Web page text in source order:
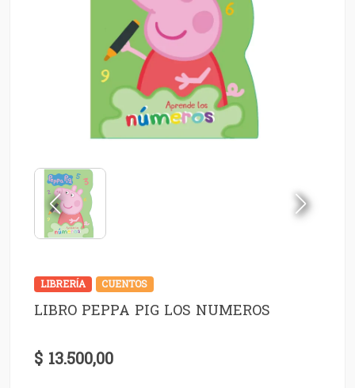
LIBRERÍA CUENTOS
LIBRO PEPPA PIG LOS NUMEROS
$ 13.500,00